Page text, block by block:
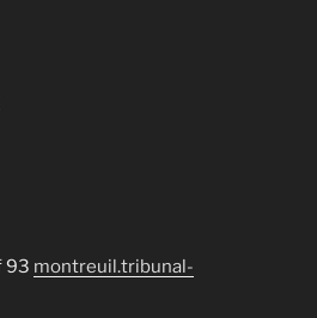
93 montreuil.tribunal-